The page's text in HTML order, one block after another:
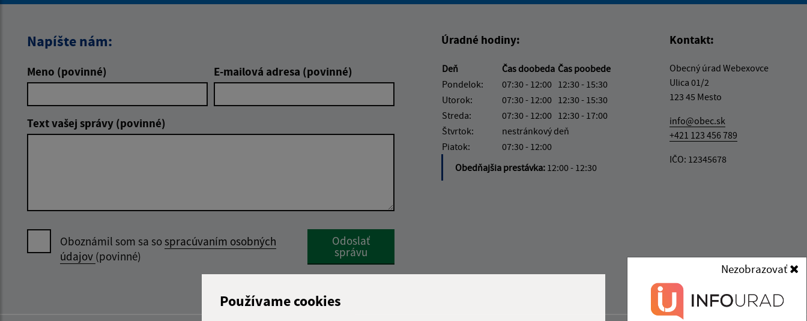
Používame cookies
Nezobrazovať
Napíšte nám:
Meno (povinné) E-mailová adresa (povinné)
Text vašej správy (povinné)
Oboznámil som sa sospracúvaním osobných
údajov (povinné)
Google reCaptcha Response
Odoslať
správu
Úradné hodiny:
Deň Čas doobeda Čas poobede
Pondelok:
07:30 - 12:00 12:30 - 15:30
Utorok:
07:30 - 12:00 12:30 - 15:30
Streda:
07:30 - 12:00 12:30 - 17:00
Štvrtok:
nestránkový deň
Piatok:
07:30 - 12:00
Obedňajšia prestávka: 12:00 - 12:30
Kontakt:
Obecný úrad Webexovce
Ulica 01/2
123 45 Mesto
info@obec.sk
+421 123 456 789
IČO: 12345678